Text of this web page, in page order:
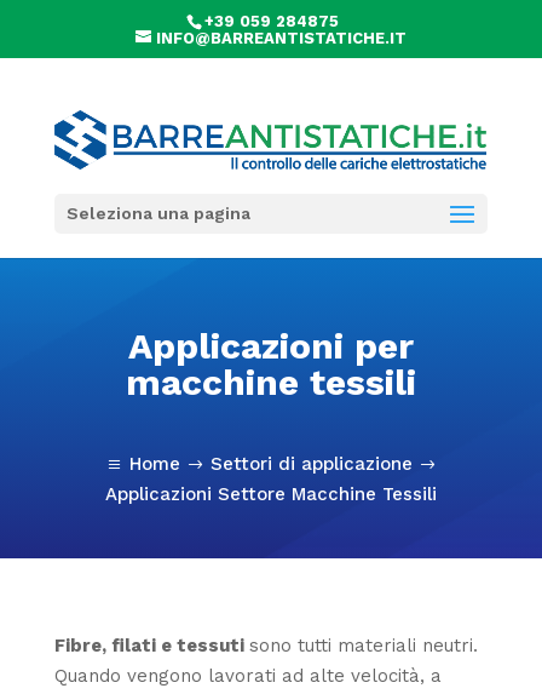
+39 059 284875
INFO@BARREANTISTATICHE.IT
Seleziona una pagina
Applicazioni per
macchine tessili
a Home $ Settori di applicazione $
Applicazioni Settore Macchine Tessili
Fibre, filati e tessuti sono tutti materiali neutri.
Quando vengono lavorati ad alte velocità, a